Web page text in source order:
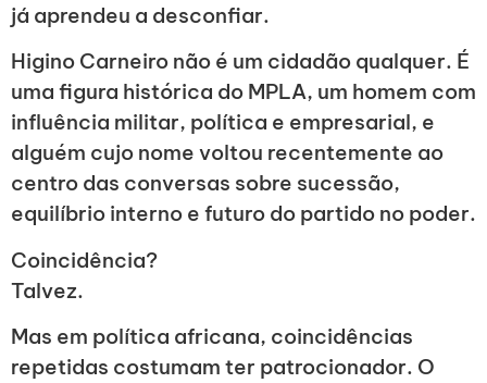
já aprendeu a desconfiar.
Higino Carneiro não é um cidadão qualquer. É
uma figura histórica do MPLA, um homem com
influência militar, política e empresarial, e
alguém cujo nome voltou recentemente ao
centro das conversas sobre sucessão,
equilíbrio interno e futuro do partido no poder.
Coincidência?
Talvez.
Mas em política africana, coincidências
repetidas costumam ter patrocionador. O